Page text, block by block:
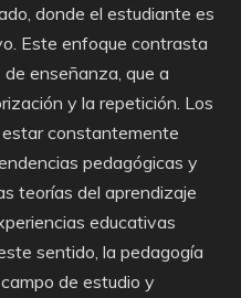
donde el estudiante es
Este enfoque contrasta
enseñanza, que a
y la repetición. Los
constantemente
pedagógicas y
teorías del aprendizaje
educativas
sentido, la pedagogía
de estudio y